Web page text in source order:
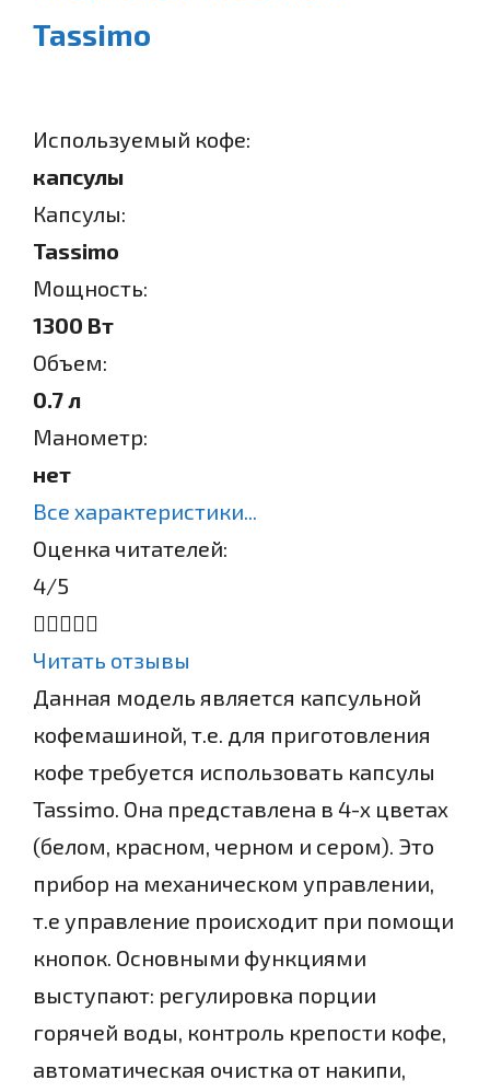
Tassimo
Используемый кофе:
капсулы
Капсулы:
Tassimo
Мощность:
1300 Вт
Объем:
0.7 л
Манометр:
нет
Все характеристики...
Оценка читателей:
4/5
Читать отзывы
Данная модель является капсульной
кофемашиной, т.е. для приготовления
кофе требуется использовать капсулы
Tassimo. Она представлена в 4-х цветах
(белом, красном, черном и сером). Это
прибор на механическом управлении,
т.е управление происходит при помощи
кнопок. Основными функциями
выступают: регулировка порции
горячей воды, контроль крепости кофе,
автоматическая очистка от накипи,